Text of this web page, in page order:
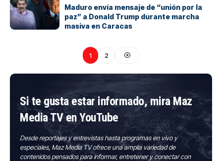
Maduro envía mensaje de “unión por la
paz” a Donald Trump durante marcha
masiva en Caracas
1 2
Si te gusta estar informado, mira Maz
Media TV en YouTube
Desde reportajes y entrevistas hasta programas en vivo y
especiales, Maz Media TV ofrece una amplia variedad de
contenidos pensados para informar, entretener y conectar con